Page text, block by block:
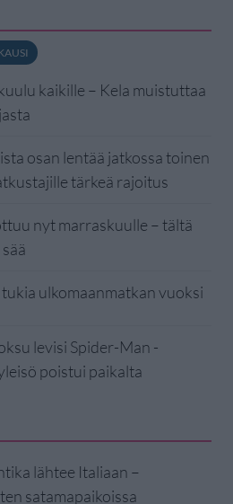
kaikille – Kela muistuttaa
osan lentää jatkossa toinen
tärkeä rajoitus
nyt marraskuulle – tältä
ulkomaanmatkan vuoksi
levisi Spider-Man -
poistui paikalta
lähtee Italiaan –
satamapaikoissa